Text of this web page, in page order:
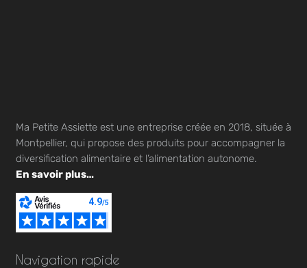
Ma Petite Assiette est une entreprise créée en 2018, située à
Montpellier, qui propose des produits pour accompagner la
diversification alimentaire et l’alimentation autonome.
En savoir plus…
Navigation rapide